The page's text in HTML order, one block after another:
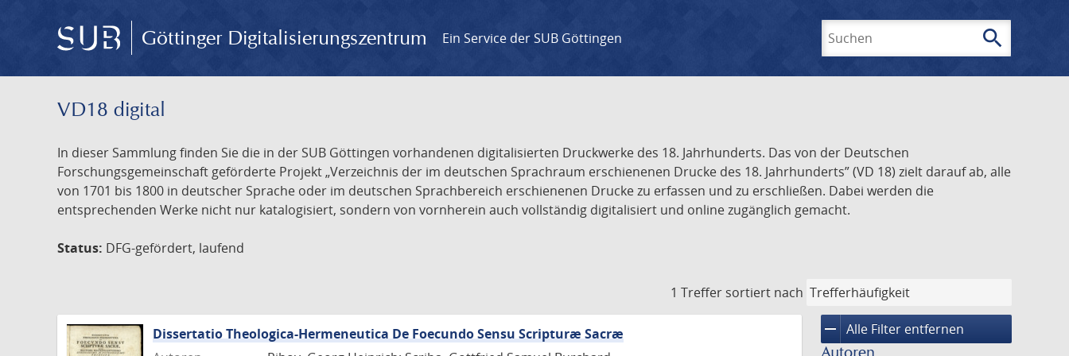
Göttinger Digitalisierungszentrum Ein Service der SUB Göttingen search
VD18 digital
In dieser Sammlung finden Sie die in der SUB Göttingen vorhandenen digitalisierten Druckwerke des 18. Jahrhunderts. Das von der Deutschen
Forschungsgemeinschaft geförderte Projekt „Verzeichnis der im deutschen Sprachraum erschienenen Drucke des 18. Jahrhunderts” (VD 18) zielt darauf ab, alle
von 1701 bis 1800 in deutscher Sprache oder im deutschen Sprachbereich erschienenen Drucke zu erfassen und zu erschließen. Dabei werden die
entsprechenden Werke nicht nur katalogisiert, sondern von vornherein auch vollständig digitalisiert und online zugänglich gemacht.
Status: DFG-gefördert, laufend
1 Treffer sortiert nach
remove Alle Filter entfernen
Dissertatio Theologica-Hermeneutica De Foecundo Sensu Scripturæ Sacræ